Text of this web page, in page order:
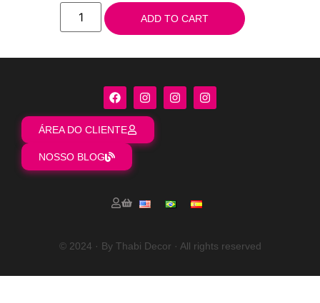
ADD TO CART
ÁREA DO CLIENTE
NOSSO BLOG
© 2024 · By Thabi Decor · All rights reserved